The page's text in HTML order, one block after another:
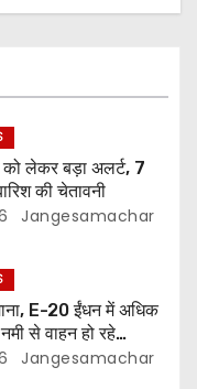
को लेकर बड़ा अलर्ट, 7
की चेतावनी
Jangesamachar
E-20 ईंधन में अधिक
से वाहन हो रहे
केजरीवाल
Jangesamachar